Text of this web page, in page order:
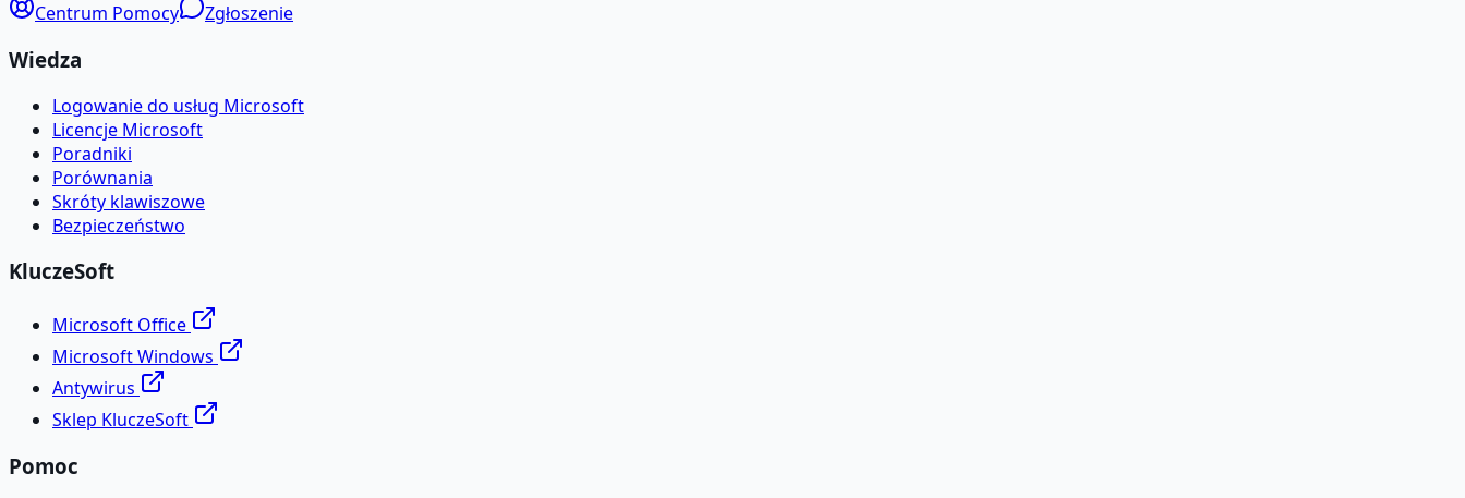
Centrum Pomocy Zgłoszenie
Wiedza
Logowanie do usług Microsoft
Licencje Microsoft
Poradniki
Porównania
Skróty klawiszowe
Bezpieczeństwo
KluczeSoft
Microsoft Office
Microsoft Windows
Antywirus
Sklep KluczeSoft
Pomoc